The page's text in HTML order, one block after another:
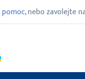
pomoc, nebo zavolejte